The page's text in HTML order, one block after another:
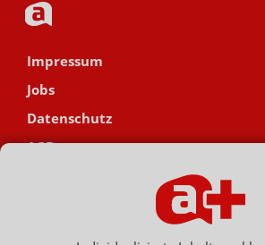
Impressum
Jobs
Datenschutz
AGB
Hinweisgebersystem